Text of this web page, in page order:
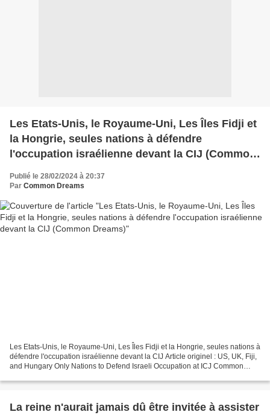
Les Etats-Unis, le Royaume-Uni, Les Îles Fidji et
la Hongrie, seules nations à défendre
l'occupation israélienne devant la CIJ (Common
Publié le 28/02/2024 à 20:37
Par Common Dreams
Les Etats-Unis, le Royaume-Uni, Les Îles Fidji et la Hongrie, seules nations à
défendre l'occupation israélienne devant la CIJ Article originel : US, UK, Fiji,
and Hungary Only Nations to Defend Israeli Occupation at ICJ Common
La reine n'aurait jamais dû être invitée à assister